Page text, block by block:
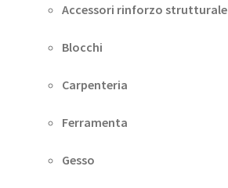
Accessori rinforzo strutturale
Blocchi
Carpenteria
Ferramenta
Gesso